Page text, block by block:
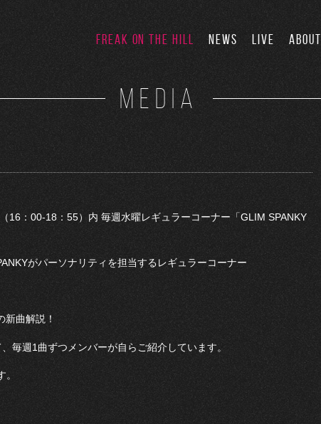
FREAK ON THE HILL NEWS LIVE ABOUT
MEDIA
16：00-18：55）内 毎週水曜レギュラーコーナー「GLIM SPANKY
がパーソナリティを担当するレギュラーコーナー
曲解説！
毎週1曲ずつメンバーが自らご紹介しています。